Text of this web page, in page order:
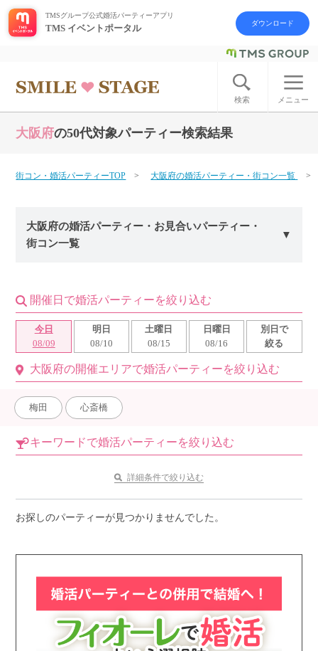
ログイン アカウント登録
はじめての方へ
今週の婚活パーティー
よくあるご質問
お問い合わせ
利用規約
個人情報保護方針launch
子どもの安全基準に関するポリシー
公式アカウントで最新情報を配信中！
約1,300店の中から
おすすめの優良結婚相談所をご紹介
TMSグループ公式婚活パーティーアプリ
TMS イベントポータル ダウンロード
検索 メニュー
大阪府の50代対象パーティー検索結果
街コン・婚活パーティーTOP 大阪府の婚活パーティー・街コン一覧
大阪府の婚活パーティー・お見合いパーティー・
街コン一覧
開催日で婚活パーティーを絞り込む
今日
08/09
明日
08/10
土曜日
08/15
日曜日
08/16
別日で
絞る
大阪府の開催エリアで婚活パーティーを絞り込む
梅田 心斎橋
キーワードで婚活パーティーを絞り込む
詳細条件で絞り込む
お探しのパーティーが見つかりませんでした。